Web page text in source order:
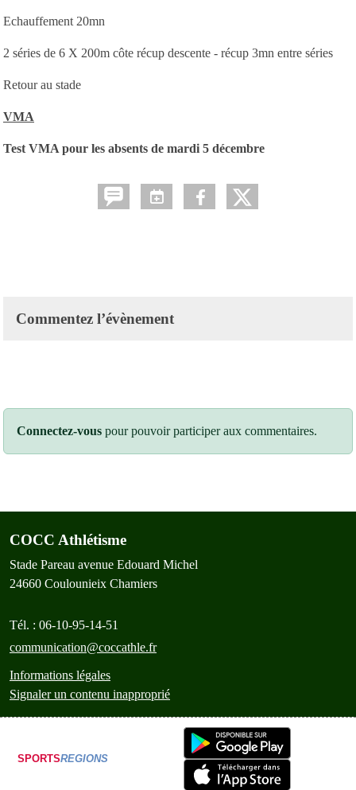
Echauffement 20mn
2 séries de 6 X 200m côte récup descente - récup 3mn entre séries
Retour au stade
VMA
Test VMA pour les absents de mardi 5 décembre
Commentez l’évènement
Connectez-vous pour pouvoir participer aux commentaires.
COCC Athlétisme
Stade Pareau avenue Edouard Michel
24660 Coulounieix Chamiers
Tél. : 06-10-95-14-51
communication@coccathle.fr
Informations légales
Signaler un contenu inapproprié
SPORTSREGIONS